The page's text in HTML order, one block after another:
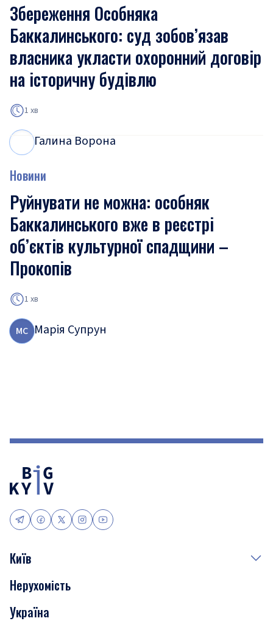
Збереження Особняка
Баккалинського: суд зобов’язав
власника укласти охоронний договір
на історичну будівлю
1 хв
Галина Ворона
Новини
Руйнувати не можна: особняк
Баккалинського вже в реєстрі
об’єктів культурної спадщини –
Прокопів
1 хв
МС Марія Супрун
Київ
Події
Нерухомість
Україна